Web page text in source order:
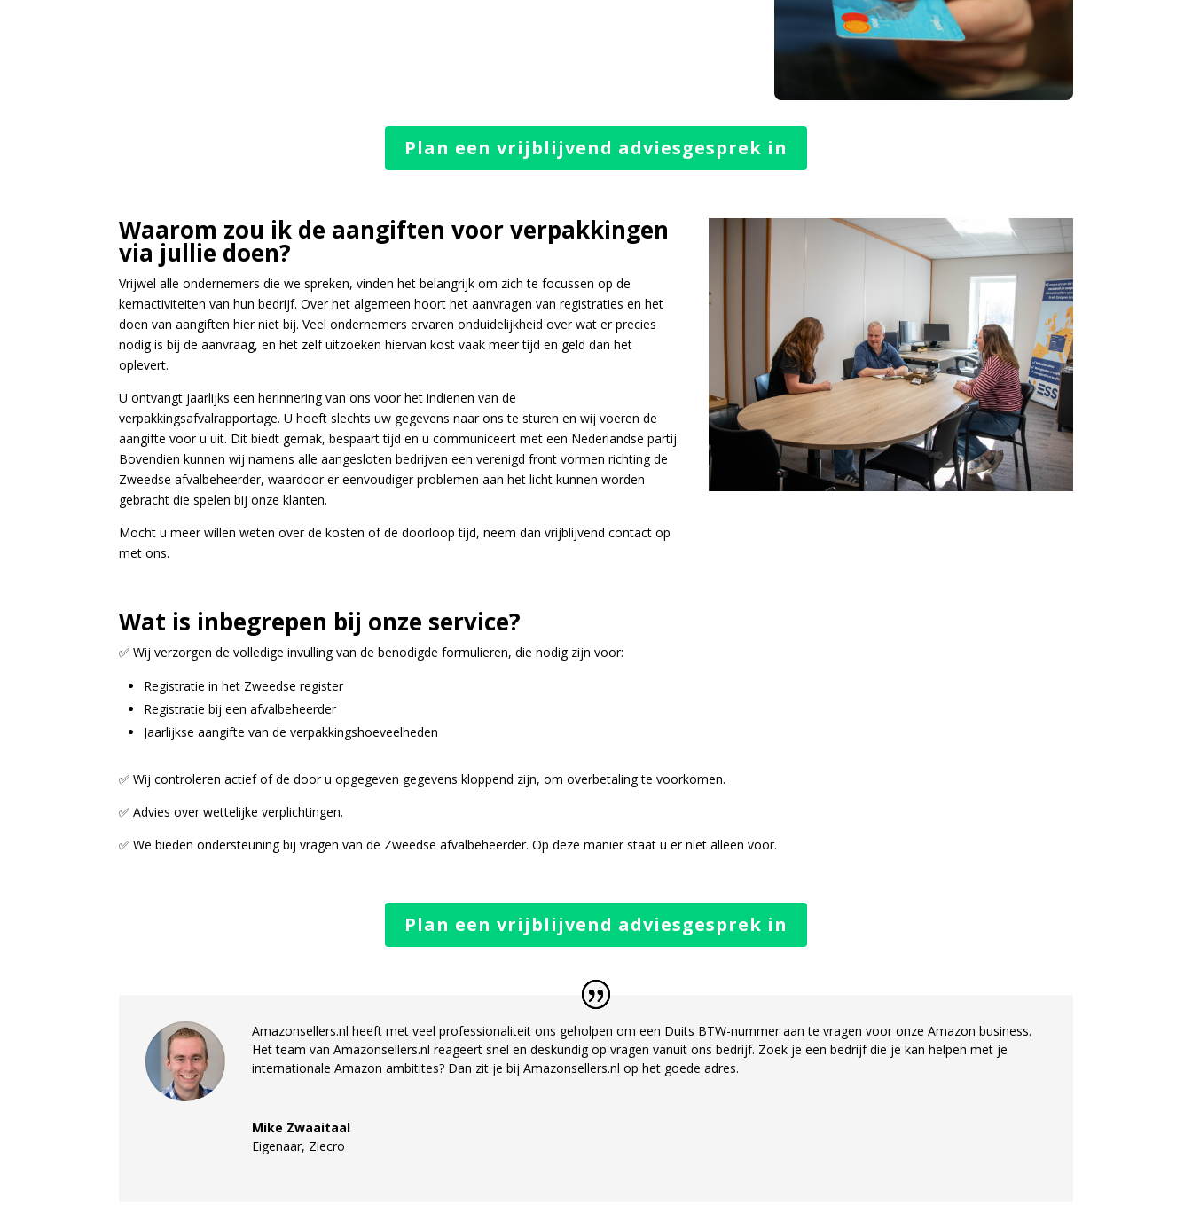
Plan een vrijblijvend adviesgesprek in
Waarom zou ik de aangiften voor verpakkingen
via jullie doen?
Vrijwel alle ondernemers die we spreken, vinden het belangrijk om zich te focussen op de
kernactiviteiten van hun bedrijf. Over het algemeen hoort het aanvragen van registraties en het
doen van aangiften hier niet bij. Veel ondernemers ervaren onduidelijkheid over wat er precies
nodig is bij de aanvraag, en het zelf uitzoeken hiervan kost vaak meer tijd en geld dan het
oplevert.
U ontvangt jaarlijks een herinnering van ons voor het indienen van de
verpakkingsafvalrapportage. U hoeft slechts uw gegevens naar ons te sturen en wij voeren de
aangifte voor u uit. Dit biedt gemak, bespaart tijd en u communiceert met een Nederlandse partij.
Bovendien kunnen wij namens alle aangesloten bedrijven een verenigd front vormen richting de
Zweedse afvalbeheerder, waardoor er eenvoudiger problemen aan het licht kunnen worden
gebracht die spelen bij onze klanten.
Mocht u meer willen weten over de kosten of de doorloop tijd, neem dan vrijblijvend contact op
met ons.
Wat is inbegrepen bij onze service?
✅ Wij verzorgen de volledige invulling van de benodigde formulieren, die nodig zijn voor:
Registratie in het Zweedse register
Registratie bij een afvalbeheerder
Jaarlijkse aangifte van de verpakkingshoeveelheden
✅ Wij controleren actief of de door u opgegeven gegevens kloppend zijn, om overbetaling te voorkomen.
✅ Advies over wettelijke verplichtingen.
✅ We bieden ondersteuning bij vragen van de Zweedseafvalbeheerder. Op deze manier staat u er niet alleen voor.
Plan een vrijblijvend adviesgesprek in
Amazonsellers.nl heeft met veel professionaliteit ons geholpen om een Duits BTW-nummer aan tevragen voor onze Amazon business.
Het team van Amazonsellers.nl reageert snel en deskundig opvragen vanuit ons bedrijf. Zoek je een bedrijf die je kan helpen met je
internationale Amazonambitites? Dan zit je bij Amazonsellers.nl op het goede adres.
Mike Zwaaitaal
Eigenaar, Ziecro